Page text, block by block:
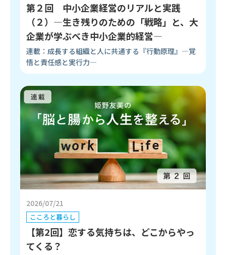
第２回 中小企業経営のリアルと実践
（２）―生き残りのための「戦略」と、大
企業が学ぶべき中小企業的経営―
連載：成長する組織と人に共通する『行動原理』―覚
悟と責任感と実行力―
2026/07/21
こころと暮らし
【第2回】恋する気持ちは、どこからやっ
てくる？